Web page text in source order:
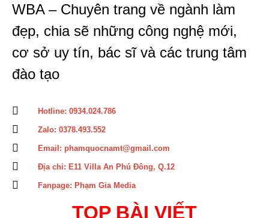
WBA – Chuyên trang về ngành làm
đẹp, chia sẽ những công nghệ mới,
cơ sở uy tín, bác sĩ và các trung tâm
đào tạo
Hotline: 0934.024.786
Zalo: 0378.493.552
Email: phamquocnamt@gmail.com
Địa chỉ: E11 Villa An Phú Đông, Q.12
Fanpage: Phạm Gia Media
TOP BÀI VIẾT